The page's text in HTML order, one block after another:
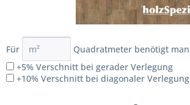
Für Quadratmeter benötigt man
+5% Verschnitt bei gerader Verlegung
+10% Verschnitt bei diagonaler Verlegung